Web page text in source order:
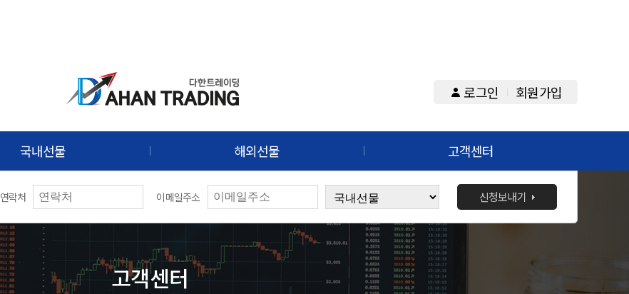
로그인 회원가입
국내선물 해외선물 고객센터
연락처 이메일주소 신청보내기
고객센터